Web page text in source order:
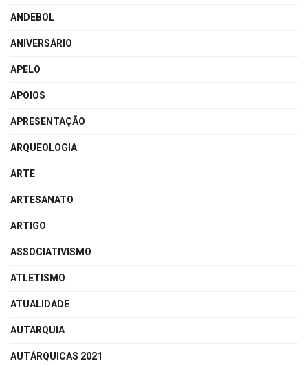
ANDEBOL
ANIVERSÁRIO
APELO
APOIOS
APRESENTAÇÃO
ARQUEOLOGIA
ARTE
ARTESANATO
ARTIGO
ASSOCIATIVISMO
ATLETISMO
ATUALIDADE
AUTARQUIA
AUTÁRQUICAS 2021